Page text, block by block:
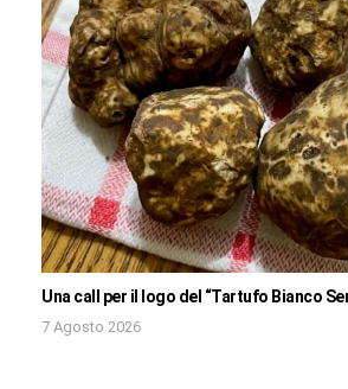
Una call per il logo del “Tartufo Bianco
7 Agosto 2026